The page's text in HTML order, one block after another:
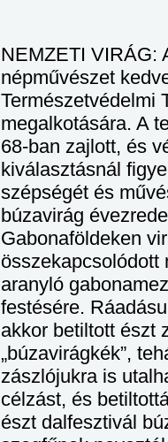
NEMZETI VIRÁG:
népművészet
Természetvédelmi
megalkotására. A
68-ban zajlott, és
kiválasztásnál
szépségét és
búzavirág
Gabonaföldeken
összekapcsolódott
aranyló
festésére.
akkor betiltott észt
„búzavirágkék”,
zászlójukra is
célzást, és
észt dalfesztivál